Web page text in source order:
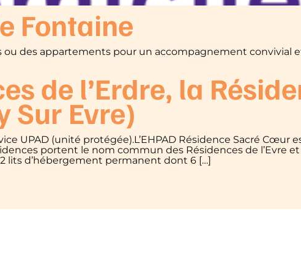
Fontaine
des appartements pour un accompagnement convivial
de l’Erdre, la
Sur Evre)
UPAD (unité protégée).L’EHPAD Résidence Sacré Cœur
portent le nom commun des Résidences de l’Evre
lits d’hébergement permanent dont 6 […]